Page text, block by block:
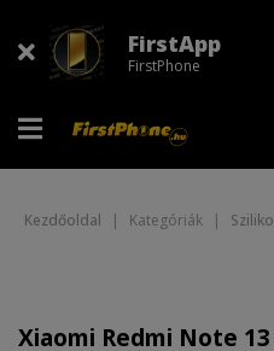
FirstApp
FirstPhone
Kezdőoldal | Kategóriák |
Xiaomi Redmi Note